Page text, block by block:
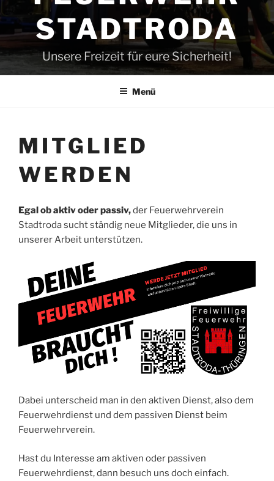
STADTRODA
Unsere Freizeit für eure Sicherheit!
Menü
MITGLIED
WERDEN
Egal ob aktiv oder passiv,der Feuerwehrverein
Stadtroda sucht ständig neue Mitglieder, die uns in
unserer Arbeit unterstützen.
Dabei unterscheid man in den aktiven Dienst, also dem
Feuerwehrdienst und dem passiven Dienst beim
Feuerwehrverein.
Hast du Interesse am aktiven oder passiven
Feuerwehrdienst, dann besuch uns doch einfach.